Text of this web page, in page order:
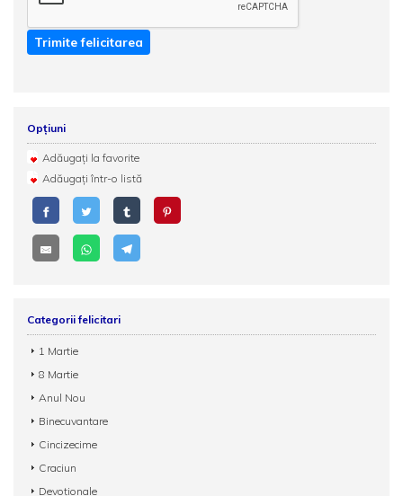
Trimite felicitarea
Opțiuni
Adăugați la favorite
Adăugați într-o listă
Categorii felicitari
1 Martie
8 Martie
Anul Nou
Binecuvantare
Cincizecime
Craciun
Devoționale